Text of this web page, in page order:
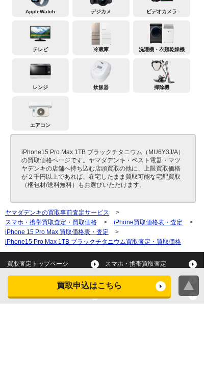
買取申込はこちら
AppleWatch デジカメ ビデオカメラ
テレビ 冷蔵庫 洗濯機・衣類乾燥機
レンジ 炊飯器 掃除機
エアコン
iPhone15 Pro Max 1TB ブラックチタニウム（MU6Y3J/A）
の買取価格ページです。ヤマダデンキ・ベスト電器・マツ
ヤデンキの店舗へ持ち込む店頭買取の他に、上限買取価格
が２千円以上であれば、在宅したまま買取可能な宅配買取
（梱包材/送料無料）もお選びいただけます。
ヤマダデンキの買取事前査定サービス
>
スマホ・携帯買取査定・買取価格
> iPhone買取価格表・査定
>
iPhone 15 Pro Max 買取価格表・査定
>
iPhone15 Pro Max 1TB ブラックチタニウム買取査定・買取価格
買取査定トップページ スマホ・携帯買取査定
タブレット買取査定
スマートウォッチ買取査定 デジカメ買取査定